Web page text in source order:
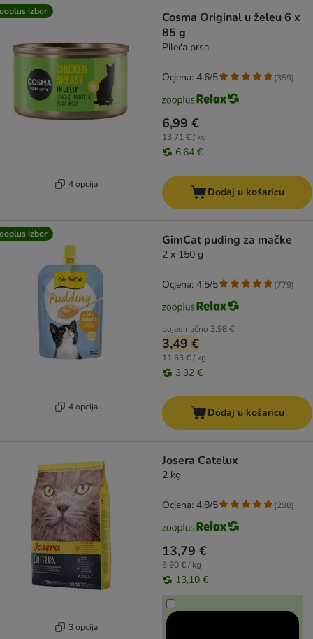
izbor
4 opcija
Cosma Original u želeu 6 x
85 g
Pileća prsa
6,99 €
13,71 € / kg
6,64 €
Ocjena: 4.6/5 (359)
Dodaj u košaricu
izbor
4 opcija
GimCat puding za mačke
2 x 150 g
pojedinačno 3,98 €
3,49 €
11,63 € / kg
3,32 €
Ocjena: 4.5/5 (779)
Dodaj u košaricu
3 opcija
Josera Catelux
2 kg
13,79 €
6,90 € / kg
13,10 €
Ocjena: 4.8/5 (298)